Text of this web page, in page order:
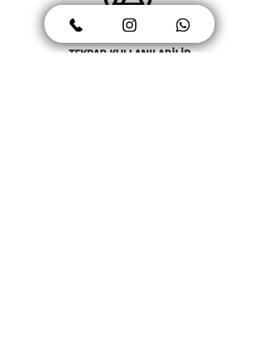
TEKRAR KULLANILABİLİR